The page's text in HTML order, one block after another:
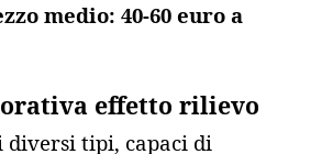
medio: 40-60 euro a
effetto rilievo
diversi tipi, capaci di